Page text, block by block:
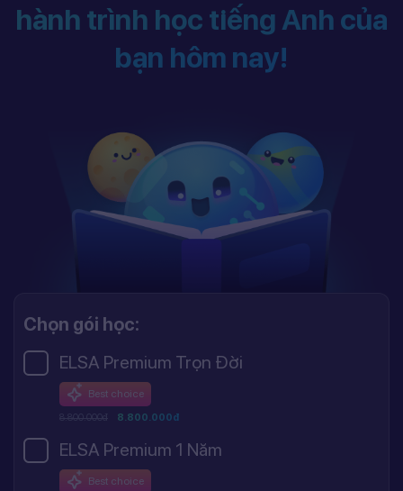
hành trình học tiếng Anh của
bạn hôm nay!
Chọn gói học:
ELSA Premium Trọn Đời
Best choice
8.800.000đ 8.800.000đ
ELSA Premium 1 Năm
Best choice